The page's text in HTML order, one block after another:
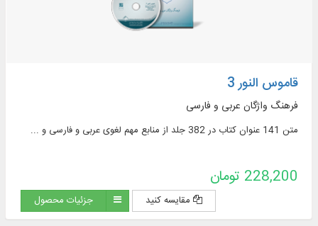
قاموس النور 3
فرهنگ واژگان عربی و فارسی
متن 141 عنوان کتاب در 382 جلد از منابع مهم لغوی عربی و فارسی و ...
228,200 تومان
مقایسه کنید جزئیات محصول